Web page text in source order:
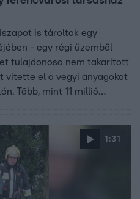
is tároltak egy
- egy régi üzemből
tulajdonosa nem takarított
vitette el a vegyi anyagokat
Több, mint 11 millió
1:31